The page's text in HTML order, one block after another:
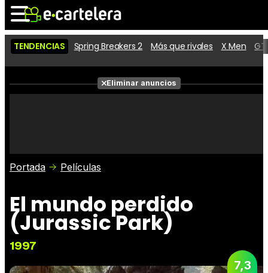
Noticias
Cartelera
Críticas
TENDENCIAS Spring Breakers 2 Más que rivales X Men
Eliminar anuncios
Portada Películas
El mundo perdido
(Jurassic Park)
1997
7,3